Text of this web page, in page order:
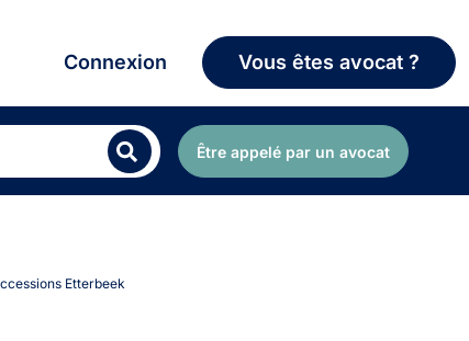
Connexion Vous êtes avocat ?
Être appelé par un avocat
Etterbeek